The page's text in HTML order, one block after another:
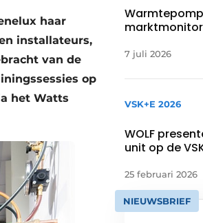
haar
installateurs,
van de
op
het Watts
7 juli 2026
VSK+E 2026
WOLF
unit op de
25 februari 2026
NIEUWSBRIEF